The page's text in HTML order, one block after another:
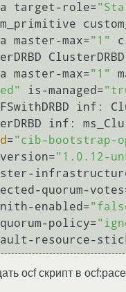
target-role=
master-max=
"1"
master-max=
"1"
is-managed=
inf:
inf:
="cib-bootstrap-
version=
"1.0.12-
quorum-
enabled=
quorum-policy=
resource-
ocf скрипт в